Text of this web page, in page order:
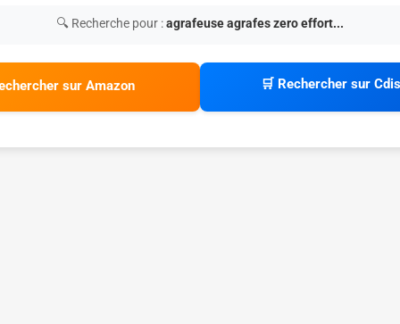
🔍 Recherche pour :agrafeuse agrafes zero effort...
sur Amazon 🛒 Rechercher sur